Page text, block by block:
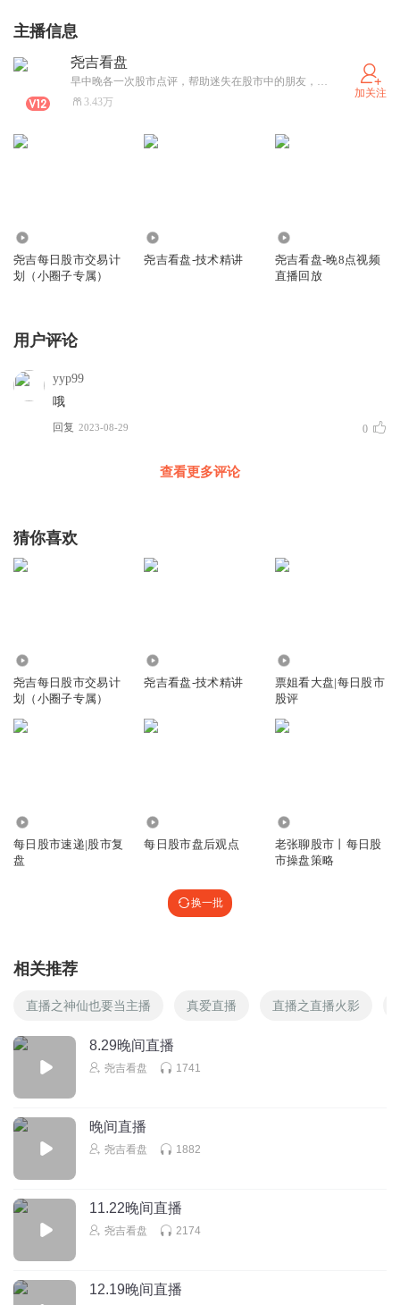
主播信息
尧吉看盘
早中晚各一次股市点评，帮助迷失在股市中的朋友，接引指路，脱离苦海，走向光明。投资有风险，入市需谨慎。
3.43万
加关注
尧吉每日股市交易计
划（小圈子专属）
尧吉看盘-技术精讲
尧吉看盘-晚8点视频
直播回放
用户评论
yyp99
哦
回复 2023-08-29 0
查看更多评论
猜你喜欢
尧吉每日股市交易计
划（小圈子专属）
尧吉看盘-技术精讲
票姐看大盘|每日股市
股评
每日股市速递|股市复
盘
每日股市盘后观点
老张聊股市丨每日股
市操盘策略
换一批
相关推荐
直播之神仙也要当主播 真爱直播 直播之直播火影
8.29晚间直播
尧吉看盘 1741
晚间直播
尧吉看盘 1882
11.22晚间直播
尧吉看盘 2174
12.19晚间直播